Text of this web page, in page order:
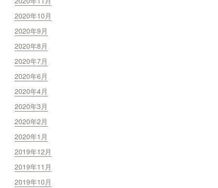
2020年10月
2020年9月
2020年8月
2020年7月
2020年6月
2020年4月
2020年3月
2020年2月
2020年1月
2019年12月
2019年11月
2019年10月